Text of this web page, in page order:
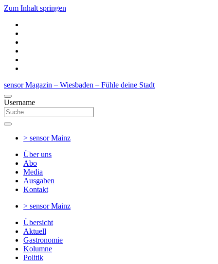
Zum Inhalt springen
sensor Magazin – Wiesbaden – Fühle deine Stadt
Username
> sensorMainz
Über uns
Abo
Media
Ausgaben
Kontakt
> sensorMainz
Übersicht
Aktuell
Gastronomie
Kolumne
Politik